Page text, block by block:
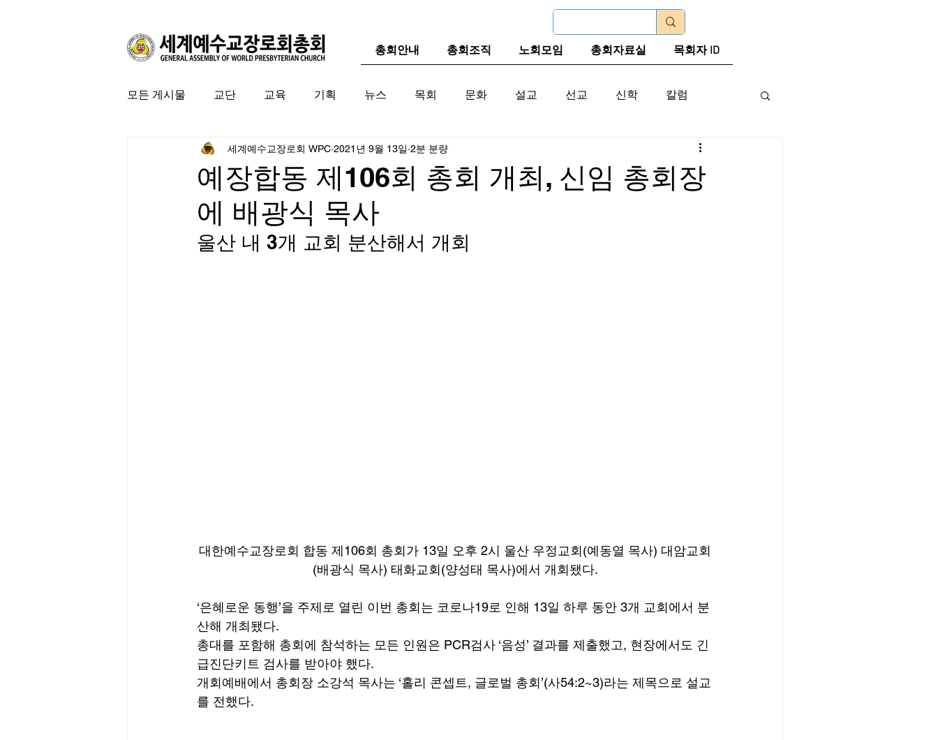
총회안내 총회조직 노회모임 총회자료실 목회자 ID
모든 게시물 교단 교육 기획 뉴스 목회 문화 설교 선교 신학 칼럼
특집 미국 교계 한국 교계 교단역사
예장합동 제106회 총회 개최, 신임 총회장
에 배광식 목사
세계예수교장로회 WPC 2021년 9월 13일 2분 분량
울산 내 3개 교회 분산해서 개회
대한예수교장로회 합동 제106회 총회가 13일 오후 2시 울산 우정교회(예동열 목사) 대암교회
(배광식 목사) 태화교회(양성태 목사)에서 개회됐다.
‘은혜로운 동행’을 주제로 열린 이번 총회는 코로나19로 인해 13일 하루 동안 3개 교회에서 분
산해 개최됐다.
총대를 포함해 총회에 참석하는 모든 인원은 PCR검사 ‘음성’ 결과를 제출했고, 현장에서도 긴
급진단키트 검사를 받아야 했다.
개회예배에서 총회장 소강석 목사는 ‘홀리 콘셉트, 글로벌 총회’(사54:2~3)라는 제목으로 설교
를 전했다.